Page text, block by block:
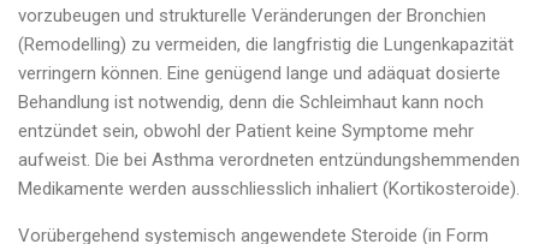
vorzubeugen und strukturelle Veränderungen der Bronchien
(Remodelling) zu vermeiden, die langfristig die Lungenkapazität
verringern können. Eine genügend lange und adäquat dosierte
Behandlung ist notwendig, denn die Schleimhaut kann noch
entzündet sein, obwohl der Patient keine Symptome mehr
aufweist. Die bei Asthma verordneten entzündungshemmenden
Medikamente werden ausschliesslich inhaliert (Kortikosteroide).
Vorübergehend systemisch angewendete Steroide (in Form